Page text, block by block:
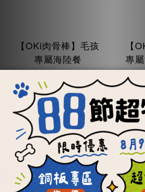
【OKi肉骨棒】毛孩
專屬海陸餐
NT$425
加入購物車
【
專